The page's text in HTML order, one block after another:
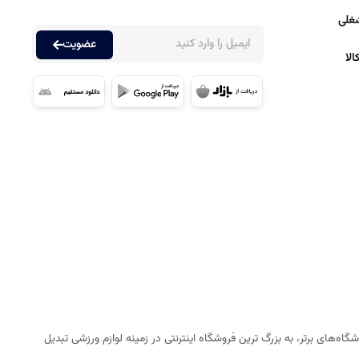
عضویت
برتر، به بزرگ ترین فروشگاه اینترنتی در زمینه لوازم ورزشی تبدیل